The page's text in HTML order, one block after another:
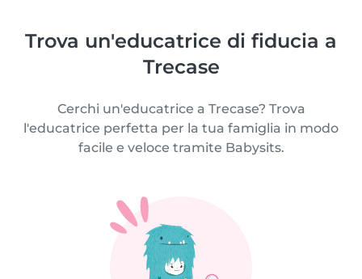
Trova un'educatrice di fiducia a
Trecase
Cerchi un'educatrice a Trecase? Trova
l'educatrice perfetta per la tua famiglia in modo
facile e veloce tramite Babysits.